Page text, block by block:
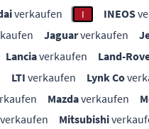
verkaufen I INEOS
Jaguarverkaufen
Lanciaverkaufen Land-
LTI verkaufen Lynk Co
Mazdaverkaufen
verkaufen Mitsubishi